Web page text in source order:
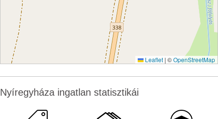
Leaflet | ©OpenStreetMap
Nyíregyháza ingatlan statisztikái